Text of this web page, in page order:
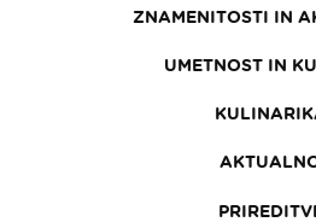
ZNAMENITOSTI IN
UMETNOST IN